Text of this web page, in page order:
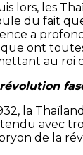
lors, les
du fait
a
ont
au roi
la
avec
de la